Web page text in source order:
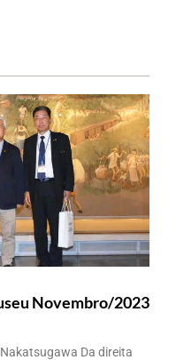
Novembro/2023
Da direita